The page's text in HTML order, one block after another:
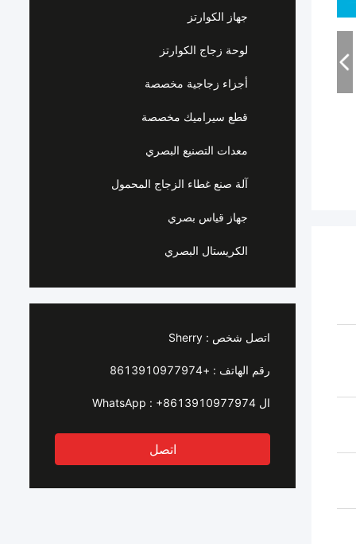
جهاز الكوارتز
لوحة زجاج الكوارتز
أجزاء زجاجية مخصصة
قطع سيراميك مخصصة
معدات التصنيع البصري
آلة صنع غطاء الزجاج المحمول
جهاز قياس بصري
الكريستال البصري
اتصل شخص : Sherry
رقم الهاتف : +8613910977974
ال WhatsApp : +8613910977974
اتصل